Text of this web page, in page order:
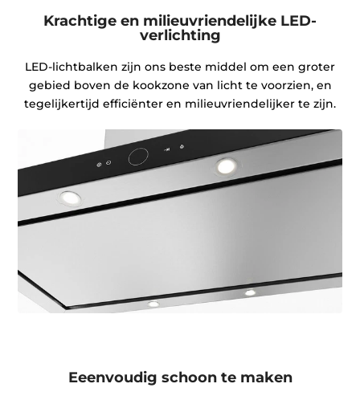
Krachtige en milieuvriendelijke LED-
verlichting
LED-lichtbalken zijn ons beste middel om een groter
gebied boven de kookzone van licht te voorzien, en
tegelijkertijd efficiënter en milieuvriendelijker te zijn.
Eeenvoudig schoon te maken